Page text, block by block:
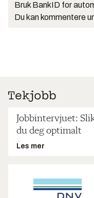
Bruk BankID for
Du kan kommentere
Jobbintervjuet:
du deg optimalt
Les mer